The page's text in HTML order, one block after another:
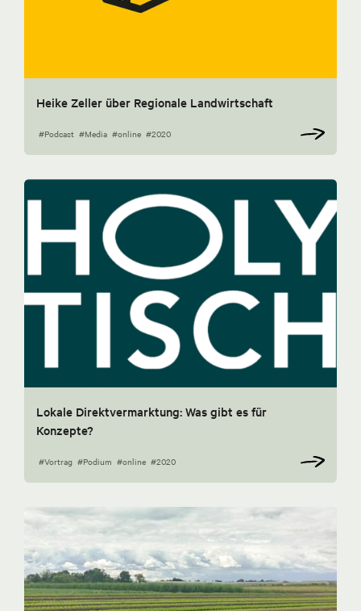
Heike Zeller über Regionale Landwirtschaft
#Podcast #Media #online #2020
Lokale Direktvermarktung: Was gibt es für
Konzepte?
#Vortrag #Podium #online #2020